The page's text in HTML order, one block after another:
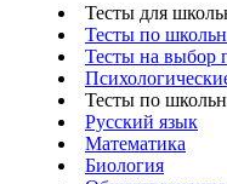
Тесты для
Тесты по
Тесты на выбор
Тесты по
Русский язык
Математика
Биология